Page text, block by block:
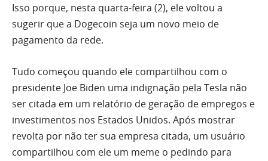
Isso porque, nesta quarta-feira (2), ele voltou a
sugerir que a Dogecoin seja um novo meio de
pagamento da rede.
Tudo começou quando ele compartilhou com o
presidente Joe Biden uma indignação pela Tesla não
ser citada em um relatório de geração de empregos e
investimentos nos Estados Unidos. Após mostrar
revolta por não ter sua empresa citada, um usuário
compartilhou com ele um meme o pedindo para